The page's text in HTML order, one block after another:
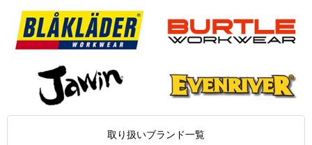
取り扱いブランド一覧